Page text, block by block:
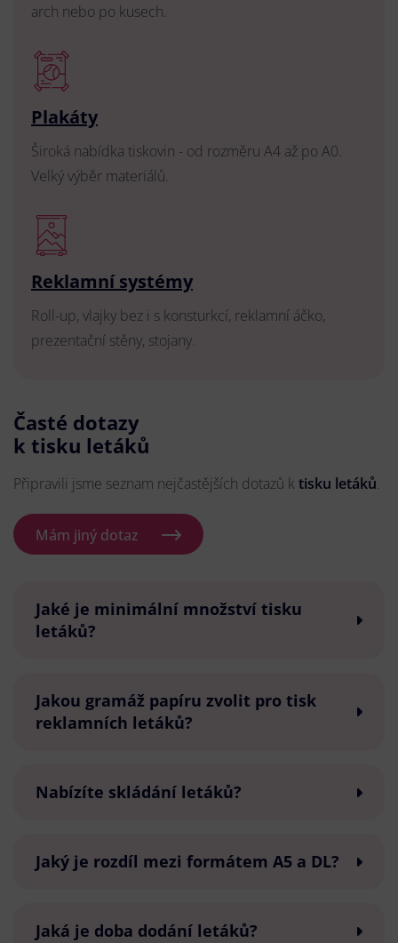
arch nebo po kusech.
Plakáty
Široká nabídka tiskovin - od rozměru A4 až po A0.
Velký výběr materiálů.
Reklamní systémy
Roll-up, vlajky bez i s konsturkcí, reklamní áčko,
prezentační stěny, stojany.
Časté dotazy
k tisku letáků
Připravili jsme seznam nejčastějších dotazů k tisku letáků.
Mám jiný dotaz
Jaké je minimální množství tisku
letáků?
Jakou gramáž papíru zvolit pro tisk
reklamních letáků?
Nabízíte skládání letáků?
Jaký je rozdíl mezi formátem A5 a DL?
Jaká je doba dodání letáků?